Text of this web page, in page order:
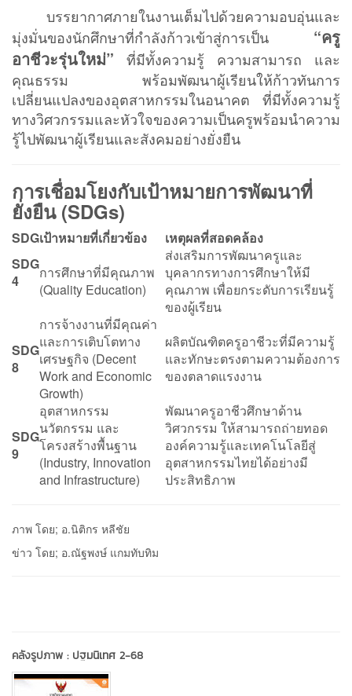
บรรยากาศภายในงานเต็มไปด้วยความอบอุ่นและ
มุ่งมั่นของนักศึกษาที่กำลังก้าวเข้าสู่การเป็น “ครู
อาชีวะรุ่นใหม่” ที่มีทั้งความรู้ ความสามารถ และ
คุณธรรม พร้อมพัฒนาผู้เรียนให้ก้าวทันการ
เปลี่ยนแปลงของอุตสาหกรรมในอนาคต ที่มีทั้งความรู้
ทางวิศวกรรมและหัวใจของความเป็นครูพร้อมนำความ
รู้ไปพัฒนาผู้เรียนและสังคมอย่างยั่งยืน
การเชื่อมโยงกับเป้าหมายการพัฒนาที่
ยั่งยืน (SDGs)
SDGเป้าหมายที่เกี่ยวข้อง
เหตุผลที่สอดคล้อง
SDG
4
การศึกษาที่มีคุณภาพ
(Quality Education)
ส่งเสริมการพัฒนาครูและ
บุคลากรทางการศึกษาให้มี
คุณภาพ เพื่อยกระดับการเรียนรู้
ของผู้เรียน
SDG
8
การจ้างงานที่มีคุณค่า
และการเติบโตทาง
เศรษฐกิจ (Decent
Work and Economic
Growth)
ผลิตบัณฑิตครูอาชีวะที่มีความรู้
และทักษะตรงตามความต้องการ
ของตลาดแรงงาน
SDG
9
อุตสาหกรรม
นวัตกรรม และ
โครงสร้างพื้นฐาน
(Industry, Innovation
and Infrastructure)
พัฒนาครูอาชีวศึกษาด้าน
วิศวกรรม ให้สามารถถ่ายทอด
องค์ความรู้และเทคโนโลยีสู่
อุตสาหกรรมไทยได้อย่างมี
ประสิทธิภาพ
ภาพ โดย; อ.นิติกร หลีชัย
ข่าว โดย; อ.ณัฐพงษ์ แกมทับทิม
คลังรูปภาพ : ปฐมนิเทศ 2-68